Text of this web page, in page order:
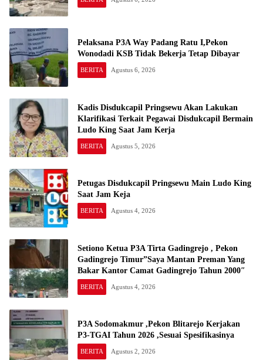
Pelaksana P3A Way Padang Ratu I,Pekon
Wonodadi KSB Tidak Bekerja Tetap Dibayar
BERITA Agustus 6, 2026
Kadis Disdukcapil Pringsewu Akan Lakukan
Klarifikasi Terkait Pegawai Disdukcapil Bermain
Ludo King Saat Jam Kerja
BERITA Agustus 5, 2026
Petugas Disdukcapil Pringsewu Main Ludo King
Saat Jam Keja
BERITA Agustus 4, 2026
Setiono Ketua P3A Tirta Gadingrejo , Pekon
Gadingrejo Timur”Saya Mantan Preman Yang
Bakar Kantor Camat Gadingrejo Tahun 2000″
BERITA Agustus 4, 2026
P3A Sodomakmur ,Pekon Blitarejo Kerjakan
P3-TGAI Tahun 2026 ,Sesuai Spesifikasinya
BERITA Agustus 2, 2026